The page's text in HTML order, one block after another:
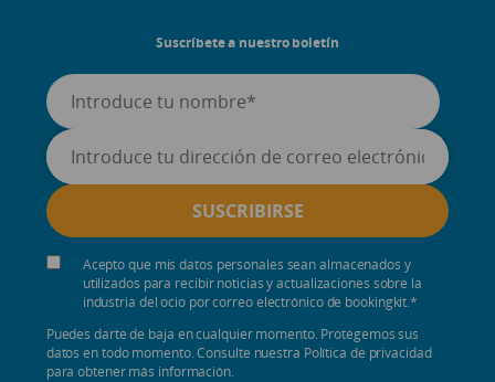
Suscríbete a nuestro boletín
Acepto que mis datos personales sean almacenados y
utilizados para recibir noticias y actualizaciones sobre la
industria del ocio por correo electrónico de bookingkit.*
Puedes darte de baja en cualquier momento. Protegemos sus
datos en todo momento. Consulte nuestra Política de privacidad
para obtener más información.